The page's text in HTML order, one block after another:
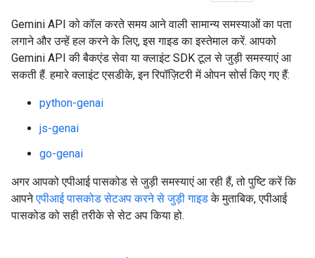
Gemini API को कॉल करते समय आने वाली सामान्य समस्याओं का पता
लगाने और उन्हें हल करने के लिए, इस गाइड का इस्तेमाल करें. आपको
Gemini API की बैकएंड सेवा या क्लाइंट SDK टूल से जुड़ी समस्याएं आ
सकती हैं. हमारे क्लाइंट एसडीके, इन रिपॉज़िटरी में ओपन सोर्स किए गए हैं:
python-genai
js-genai
go-genai
अगर आपको एपीआई पासकोड से जुड़ी समस्याएं आ रही हैं, तो पुष्टि करें कि
आपनेएपीआई पासकोड सेटअप करने से जुड़ी गाइडके मुताबिक, एपीआई
पासकोड को सही तरीके से सेट अप किया हो.